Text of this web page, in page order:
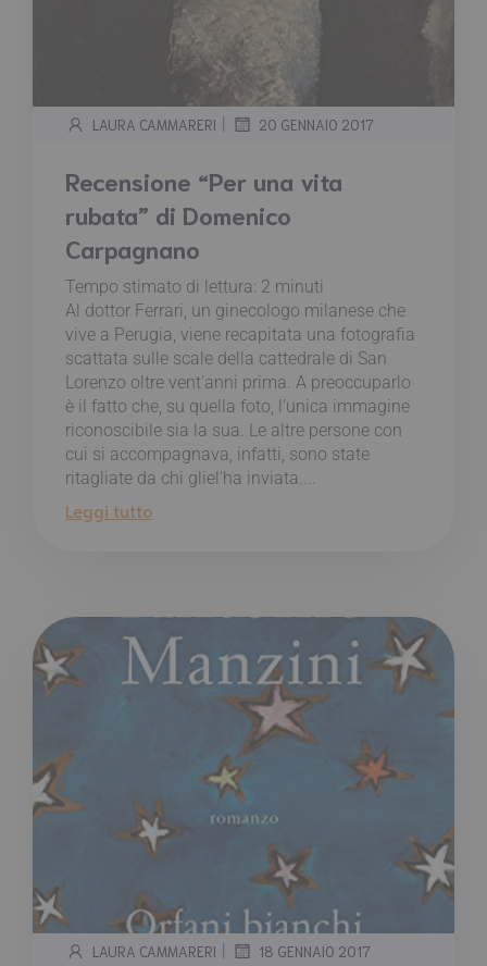
LAURA CAMMARERI | 20 GENNAIO 2017
Recensione “Per una vita
rubata” di Domenico
Carpagnano
Tempo stimato di lettura: 2 minuti
Al dottor Ferrari, un ginecologo milanese che
vive a Perugia, viene recapitata una fotografia
scattata sulle scale della cattedrale di San
Lorenzo oltre vent'anni prima. A preoccuparlo
è il fatto che, su quella foto, l'unica immagine
riconoscibile sia la sua. Le altre persone con
cui si accompagnava, infatti, sono state
ritagliate da chi gliel'ha inviata....
Leggi tutto
LAURA CAMMARERI | 18 GENNAIO 2017